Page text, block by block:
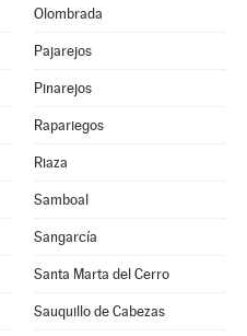
Olombrada
Pajarejos
Pinarejos
Rapariegos
Riaza
Samboal
Sangarcía
Santa Marta del Cerro
Sauquillo de Cabezas